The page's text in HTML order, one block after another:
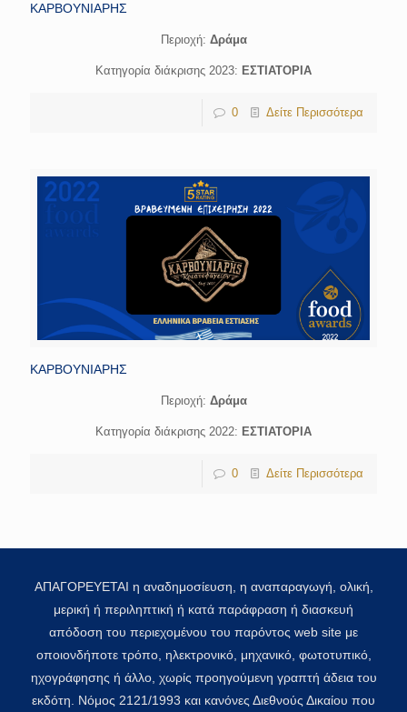
ΚΑΡΒΟΥΝΙΑΡΗΣ
Περιοχή: Δράμα
Κατηγορία διάκρισης 2023: ΕΣΤΙΑΤΟΡΙΑ
0 Δείτε Περισσότερα
ΚΑΡΒΟΥΝΙΑΡΗΣ
Περιοχή: Δράμα
Κατηγορία διάκρισης 2022: ΕΣΤΙΑΤΟΡΙΑ
0 Δείτε Περισσότερα
ΑΠΑΓΟΡΕΥΕΤΑΙ η αναδημοσίευση, η αναπαραγωγή, ολική,
μερική ή περιληπτική ή κατά παράφραση ή διασκευή
απόδοση του περιεχομένου του παρόντος web site με
οποιονδήποτε τρόπο, ηλεκτρονικό, μηχανικό, φωτοτυπικό,
ηχογράφησης ή άλλο, χωρίς προηγούμενη γραπτή άδεια του
εκδότη. Νόμος 2121/1993 και κανόνες Διεθνούς Δικαίου που